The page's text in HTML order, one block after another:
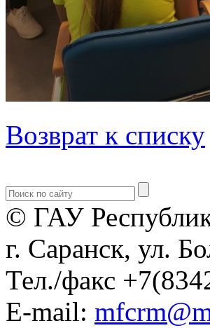
Возврат к списку
© ГАУ
г. Саранск, ул.
Тел./факс
E-mail: